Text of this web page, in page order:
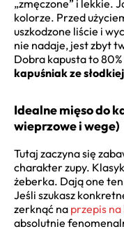
„zmęczone” i lekkie.
kolorze. Przed
uszkodzone liście i
nie nadaje, jest zbyt
Dobra kapusta to
kapuśniak ze
Idealne mięso do
wieprzowe i wege)
Tutaj zaczyna się
charakter zupy.
żeberka. Dają one
Jeśli szukasz
zerknąć na przepis
absolutnie